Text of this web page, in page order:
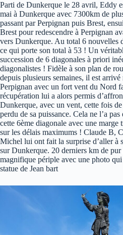
Parti de Dunkerque le 28 avril, Eddy
mai à Dunkerque avec 7300km de
passant par Perpignan puis Brest,
Brest pour redescendre à Perpignan
vers Dunkerque. Au total 6 nouvelles
ce qui porte son total à 53 ! Un
succession de 6 diagonales à priori
diagonalistes ! Fidèle à son plan de
depuis plusieurs semaines, il est arrivé
Perpignan avec un fort vent du Nord
récupération lui a alors permis
Dunkerque, avec un vent, cette fois
perdu de sa puissance. Cela ne l’a
cette 6ème diagonale avec une marge
sur les délais maximums ! Claude B,
Michel lui ont fait la surprise d’aller à
sur Dunkerque. 20 derniers km de
magnifique périple avec une photo qui
statue de Jean bart